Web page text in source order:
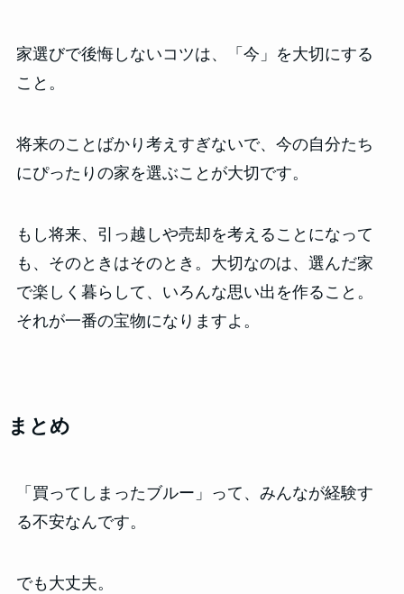
家選びで後悔しないコツは、「今」を大切にする
こと。
将来のことばかり考えすぎないで、今の自分たち
にぴったりの家を選ぶことが大切です。
もし将来、引っ越しや売却を考えることになって
も、そのときはそのとき。大切なのは、選んだ家
で楽しく暮らして、いろんな思い出を作ること。
それが一番の宝物になりますよ。
まとめ
「買ってしまったブルー」って、みんなが経験す
る不安なんです。
でも大丈夫。